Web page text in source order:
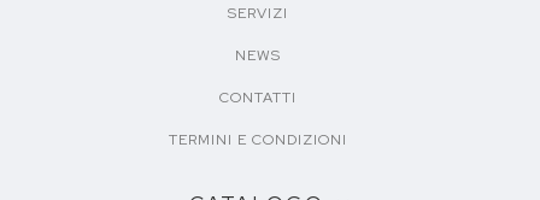
SERVIZI
NEWS
CONTATTI
TERMINI E CONDIZIONI